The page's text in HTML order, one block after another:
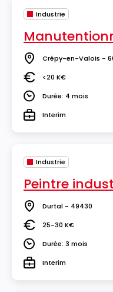
Industrie
Lieu Crépy-en-Valois -
Salaire<20 K€
DuréeDurée: 4 mois
TypeInterim
Industrie
Peintre
Lieu Durtal - 49430
Salaire25-30 K€
DuréeDurée: 3 mois
TypeInterim